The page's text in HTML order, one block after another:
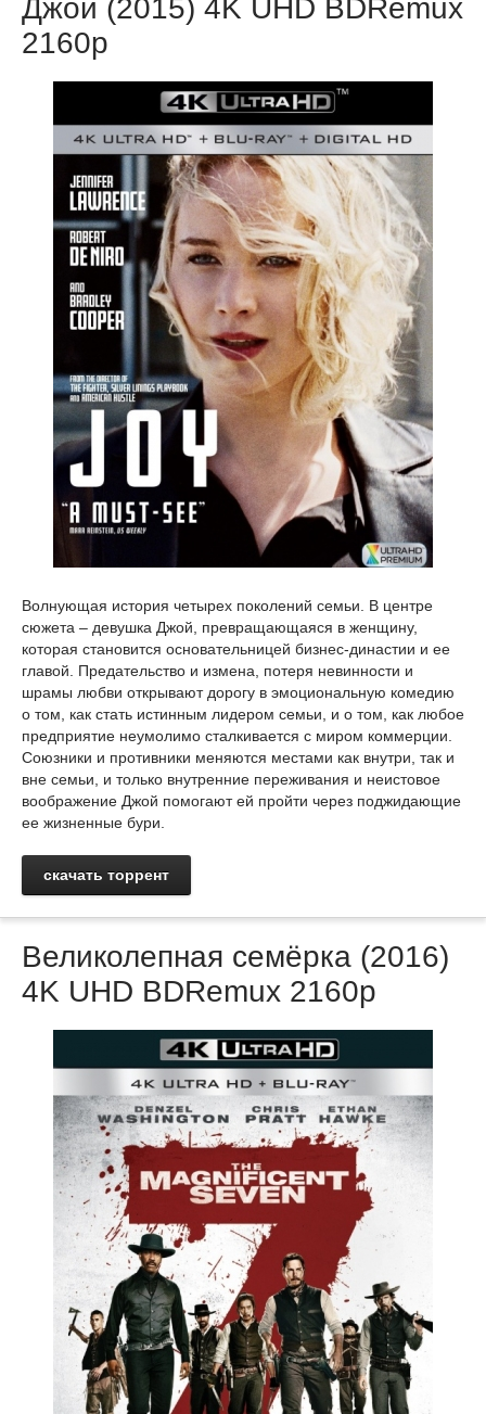
Джой (2015) 4K UHD BDRemux
2160p
Волнующая история четырех поколений семьи. В центре
сюжета – девушка Джой, превращающаяся в женщину,
которая становится основательницей бизнес-династии и ее
главой. Предательство и измена, потеря невинности и
шрамы любви открывают дорогу в эмоциональную комедию
о том, как стать истинным лидером семьи, и о том, как любое
предприятие неумолимо сталкивается с миром коммерции.
Союзники и противники меняются местами как внутри, так и
вне семьи, и только внутренние переживания и неистовое
воображение Джой помогают ей пройти через поджидающие
ее жизненные бури.
скачать торрент
Великолепная семёрка (2016)
4K UHD BDRemux 2160p